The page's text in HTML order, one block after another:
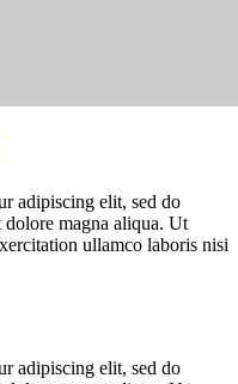
adipiscing elit, sed do
magna aliqua. Ut
ullamco laboris nisi
adipiscing elit, sed do